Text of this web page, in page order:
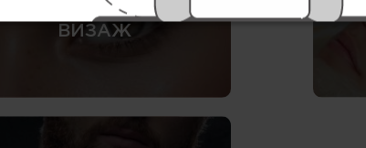
БРОВИ / РЕСНИЦЫ &
ВИЗАЖ